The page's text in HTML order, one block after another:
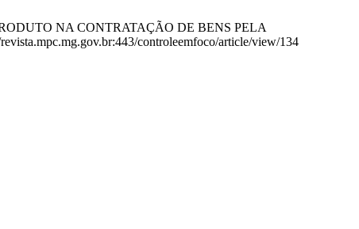
NA CONTRATAÇÃO DE BENS PELA
controleemfoco/article/view/134